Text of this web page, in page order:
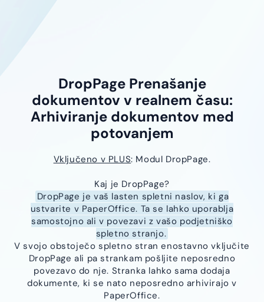
DropPage Prenašanje
dokumentov v realnem času:
Arhiviranje dokumentov med
potovanjem
Vključeno v PLUS: Modul DropPage.
Kaj je DropPage?
DropPage je vaš lasten spletni naslov, ki ga
ustvarite v PaperOffice. Ta se lahko uporablja
samostojno ali v povezavi z vašo podjetniško
spletno stranjo.
V svojo obstoječo spletno stran enostavno vključite
DropPage ali pa strankam pošljite neposredno
povezavo do nje. Stranka lahko sama dodaja
dokumente, ki se nato neposredno arhivirajo v
PaperOffice.